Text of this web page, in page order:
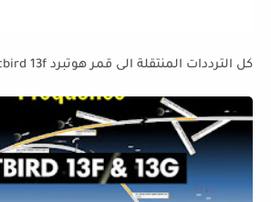
كل الترددات المنتقلة الى قمر هوتبرد hotbird 13f